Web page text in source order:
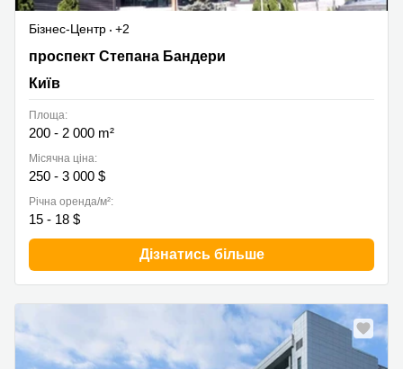
Бізнес-Центр
+2
проспект Степана Бандери 28А, Київ
проспект Степана Бандери
Київ
Площа:
200 - 2 000 m²
Місячна ціна:
250 - 3 000 $
Річна оренда/м²:
15 - 18 $
Дізнатись більше